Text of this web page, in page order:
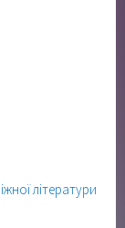
літератури